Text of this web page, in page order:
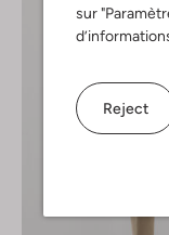
sur
Reject